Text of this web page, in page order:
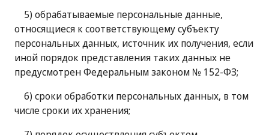
5) обрабатываемые персональные данные,
относящиеся к соответствующему субъекту
персональных данных, источник их получения, если
иной порядок представления таких данных не
предусмотрен Федеральным законом № 152-ФЗ;
6) сроки обработки персональных данных, в том
числе сроки их хранения;